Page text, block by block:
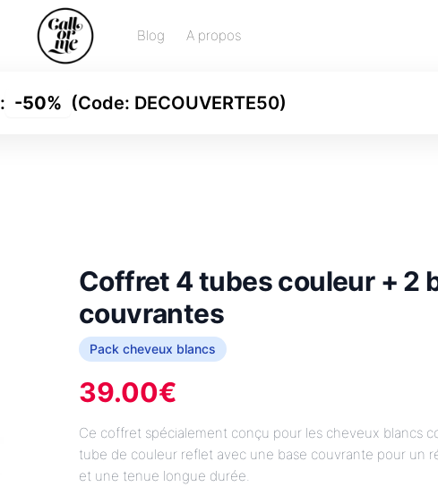
Blog A propos
: -50% (Code: DECOUVERTE50)
Coffret 4 tubes couleur + 2
couvrantes
Pack cheveux blancs
39.00€
Ce coffret spécialement conçu pour les cheveux blancs
tube de couleur reflet avec une base couvrante pour un
et une tenue longue durée.